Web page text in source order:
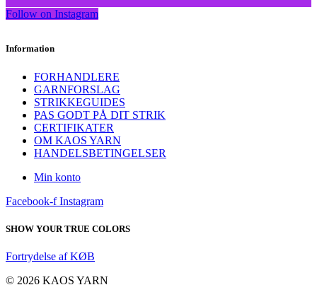
Follow on Instagram
Information
FORHANDLERE
GARNFORSLAG
STRIKKEGUIDES
PAS GODT PÅ DIT STRIK
CERTIFIKATER
OM KAOS YARN
HANDELSBETINGELSER
Min konto
Facebook-f Instagram
SHOW YOUR TRUE COLORS
Fortrydelse af KØB
© 2026 KAOS YARN